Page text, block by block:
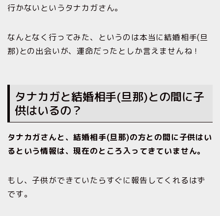
行かないというタナカガさん。
なんとなく行ってみた、というのは本当に結婚相手(旦
那)との出会いが、運命だったとしか言えませんね！
タナカガと結婚相手(旦那)との間に子
供はいるの？
タナカガさんと、結婚相手(旦那)の方との間に子供はい
るという情報は、現在のところ入ってきていません。
もし、子供ができていたらすぐに報告してくれるはず
です。